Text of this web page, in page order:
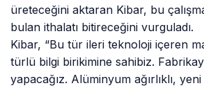
üreteceğini aktaran Kibar, bu
bulan ithalatı bitireceğini vurguladı.
Kibar, “Bu tür ileri teknoloji içeren
türlü bilgi birikimine sahibiz.
yapacağız. Alüminyum ağırlıklı, yeni